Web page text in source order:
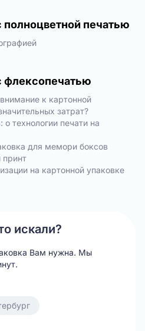
полноцветной печатью
флексопечатью
к картонной
затрат?
о технологии печати на
для мемори боксов
принт
на картонной упаковке
искали?
Вам нужна. Мы